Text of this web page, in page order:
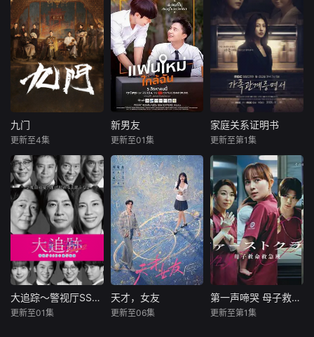
友，林知夏为表
（段钰饰）的
感召，挺身
一根网线连接了中
国鹿鸣村和英国牛
津，麦香通过视频
向米良宣告：婚不
结了。鹿鸣村开了
锅，村民大骂麦香
是叛徒。麦香是婚
症，从此走上虐心
旅途。米良火速回
出。米良不再相信
情感，空虚
该剧讲述了在
396旅与陆军步兵
学院联合举办的小
型军事演习中，郭
子剑因不满演习流
于形式，假传指令
要求真打实抗，虽
引发哗然，却获赏
识调任396旅一营
营长。他激发官兵
但在一次对抗中由
于失
本剧讲述了状元实
业家张謇创办大生
企业，实业报国的
故事。甲午战争
后，国家蒙羞，张
謇虽高中状元，却
渴望寻求强国之
路。他毅然弃政从
商，殚精竭虑，创
办了中国第一家民
厂。经历集资风波
等种种挫折后
九门
曾舜晞
《九门》讲述了长
沙风云再起之时，
张启山（陈伟霆
饰）与吴老狗（曾
舜晞 饰）强强联
手，携手霍仙姑
（陈瑶 饰）与九门
诸人共赴冒险奇
局。一桩401部队
的神秘失踪事件，
九门
更新至4集
新男友
暂无内容
新男友
更新至01集
家庭关系证明书
林志恩
本剧讲述的是从出
生瞬间开始就被打
上家庭崩溃烙印的
一个孩子和面对冷
酷的偏见和命运，
重新找回自己人生
的女性故事。
家庭关系证明书
更新至第1集
大追踪〜警视厅SSBC强行犯系〜第二季 大追踪〜警视厅SSBC强行犯系〜第二季
更新至01集
天才，女友
天才，女友
更新至06集
第一声啼哭 母子救命急救班 第一声啼哭 母子救命急救班
更新至第1集